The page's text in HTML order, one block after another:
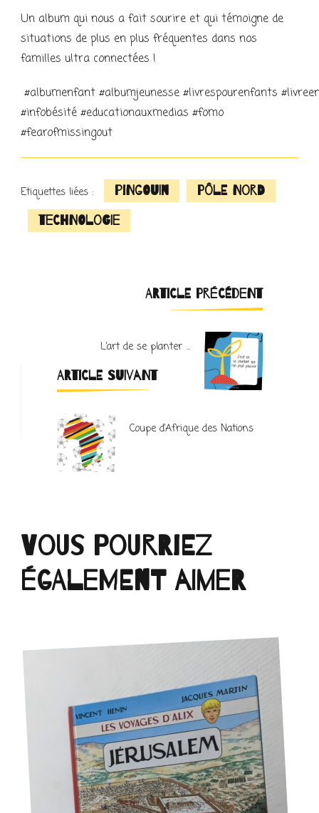
Un album qui nous a fait sourire et qui témoigne de
situations de plus en plus fréquentes dans nos
familles ultra connectées !
#albumenfant #albumjeunesse #livrespourenfants
#infobésité #educationauxmedias #fomo
#fearofmissingout
Etiquettes liées : pingouin
Pôle Nord
technologie
Navigation
d'article
ARTICLE PRÉCÉDENT
L’art de se planter …
ARTICLE SUIVANT
Coupe d’Afrique des Nations
Vous pourriez
également aimer